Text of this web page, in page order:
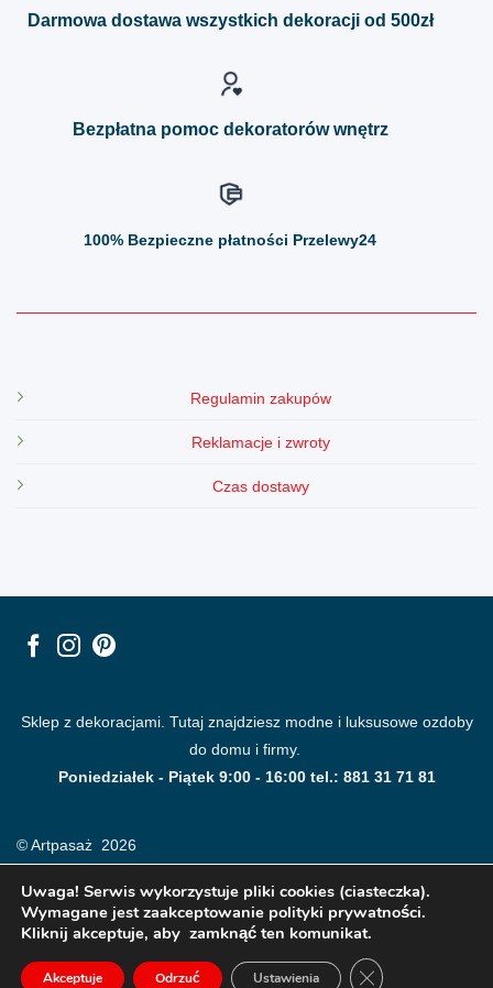
można
Darmowa dostawa wszystkich dekoracji od 500zł
Bezpłatna pomoc dekoratorów wnętrz
100% Bezpieczne płatności Przelewy24
Regulamin zakupów
Reklamacje i zwroty
Czas dostawy
Sklep z dekoracjami. Tutaj znajdziesz modne i luksusowe ozdoby
do domu i firmy.
Poniedziałek - Piątek 9:00 - 16:00 tel.: 881 31 71 81
© Artpasaż 2026
Modne plakaty, obrazy, fototapety i dekoracje na ściany.
Uwaga! Serwis wykorzystuje pliki cookies (ciasteczka).
Wymagane jest zaakceptowanie polityki prywatności.
Kliknij akceptuje, aby zamknąć ten komunikat.
Akceptuje Odrzuć Ustawienia ZAMKNIJ